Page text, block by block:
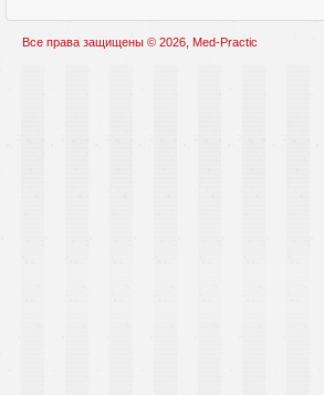
Все права защищены © 2026, Med-Practic